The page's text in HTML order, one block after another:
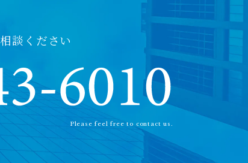
談ください
Please feel free to contact us.